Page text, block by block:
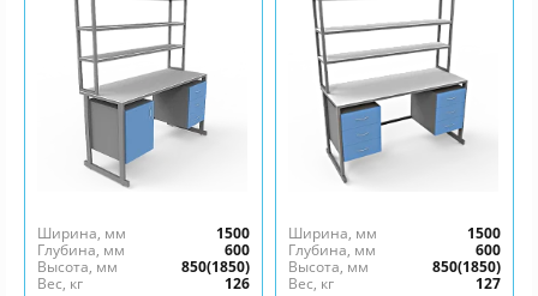
Ширина, мм
1500
Глубина, мм
600
Высота, мм
850(1850)
Вес, кг
126
Ширина, мм
1500
Глубина, мм
600
Высота, мм
850(1850)
Вес, кг
127